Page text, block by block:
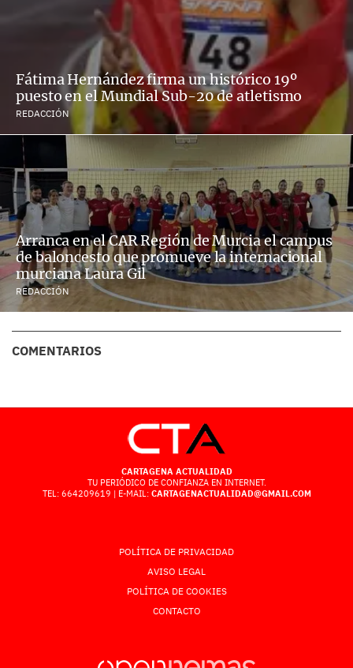
Fátima Hernández firma un histórico 19º
puesto en el Mundial Sub-20 de atletismo
REDACCIÓN
Arranca en el CAR Región de Murcia el campus
de baloncesto que promueve la internacional
murciana Laura Gil
REDACCIÓN
COMENTARIOS
CARTAGENA ACTUALIDAD
TU PERIÓDICO DE CONFIANZA EN INTERNET.
TEL: 664209619 | E-MAIL: CARTAGENACTUALIDAD@GMAIL.COM
POLÍTICA DE PRIVACIDAD
AVISO LEGAL
POLÍTICA DE COOKIES
CONTACTO